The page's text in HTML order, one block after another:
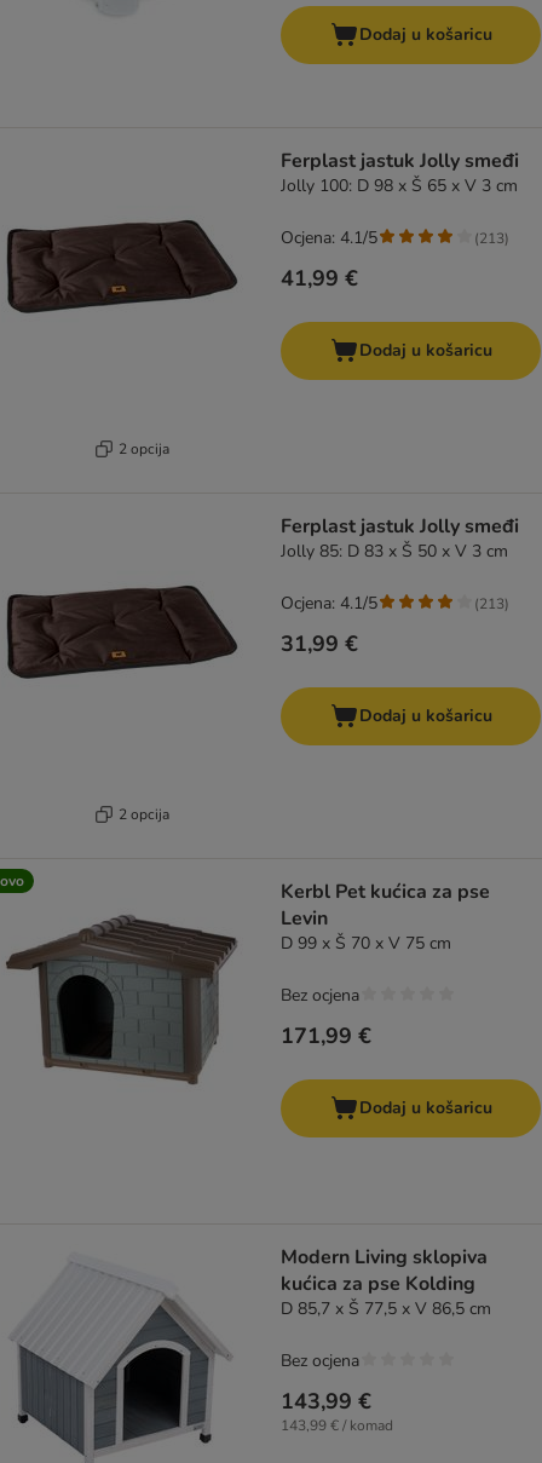
Dodaj u košaricu
2 opcija
Ferplast jastuk Jolly smeđi
Jolly 100: D 98 x Š 65 x V 3 cm
41,99 €
Ocjena: 4.1/5 (213)
Dodaj u košaricu
2 opcija
Ferplast jastuk Jolly smeđi
Jolly 85: D 83 x Š 50 x V 3 cm
31,99 €
Ocjena: 4.1/5 (213)
Dodaj u košaricu
Kerbl Pet kućica za pse
Levin
D 99 x Š 70 x V 75 cm
171,99 €
Bez ocjena
Dodaj u košaricu
Modern Living sklopiva
kućica za pse Kolding
D 85,7 x Š 77,5 x V 86,5 cm
143,99 €
143,99 € / komad
Bez ocjena